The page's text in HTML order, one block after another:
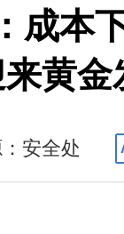
成本
黄金
安全处